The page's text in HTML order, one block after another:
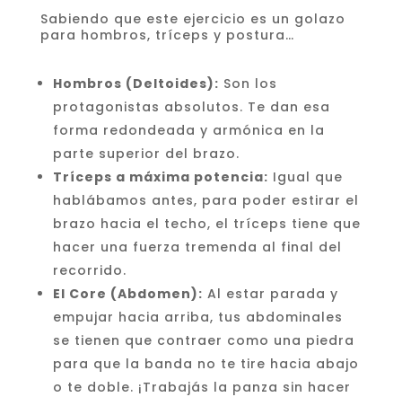
Sabiendo que este ejercicio es un golazo
para hombros, tríceps y postura…
Hombros (Deltoides): Son los
protagonistas absolutos. Te dan esa
forma redondeada y armónica en la
parte superior del brazo.
Tríceps a máxima potencia: Igual que
hablábamos antes, para poder estirar el
brazo hacia el techo, el tríceps tiene que
hacer una fuerza tremenda al final del
recorrido.
El Core (Abdomen): Al estar parada y
empujar hacia arriba, tus abdominales
se tienen que contraer como una piedra
para que la banda no te tire hacia abajo
o te doble. ¡Trabajás la panza sin hacer